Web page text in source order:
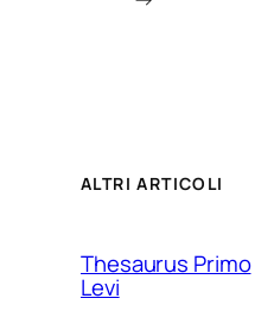
ALTRI ARTICOLI
Thesaurus Primo
Levi